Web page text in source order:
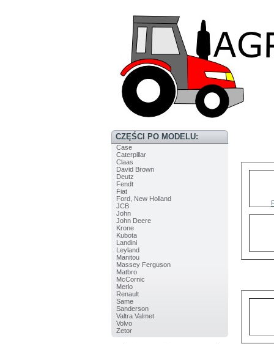
CZĘŚCI PO MODELU:
Case
Caterpillar
Claas
David Brown
Deutz
Fendt
Fiat
Ford, New Holland
JCB
John
John Deere
Krone
Kubota
Landini
Leyland
Manitou
Massey Ferguson
Matbro
McCornic
Merlo
Renault
Same
Sanderson
Valtra Valmet
Volvo
Zetor